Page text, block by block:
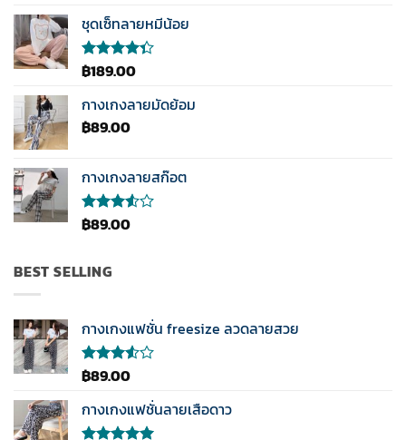
4.00
ตั้งแต่ 1-
5
คะแนน
ชุดเซ็ทลายหมีน้อย
ให้
4.33
ตั้งแต่ 1-5
คะแนน
฿189.00
กางเกงลายมัดย้อม
฿89.00
กางเกงลายสก๊อต
ให้
ตั้งแต่
1-5
฿89.00
BEST SELLING
กางเกงแฟชั่น freesize ลวดลายสวย
ให้
ตั้งแต่
1-5
฿89.00
กางเกงแฟชั่นลายเสือดาว